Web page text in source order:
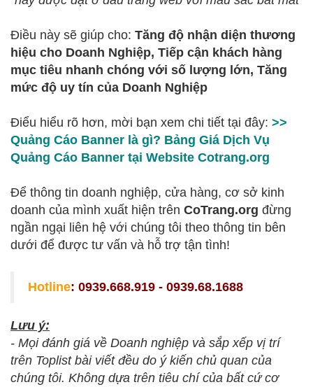
Điều này sẽ giúp cho: Tăng độ nhận diện thương
hiệu cho Doanh Nghiệp, Tiếp cận khách hàng
mục tiêu nhanh chóng với số lượng lớn, Tăng
mức độ uy tín của Doanh Nghiệp
Điểu hiểu rõ hơn, mời bạn xem chi tiết tại đây: >>
Quảng Cáo Banner là gì? Bảng Giá Dịch Vụ
Quảng Cáo Banner tại Website Cotrang.org
Để thông tin doanh nghiệp, cửa hàng, cơ sở kinh
doanh của mình xuất hiện trên CoTrang.org đừng
ngần ngại liên hệ với chúng tôi theo thông tin bên
dưới để được tư vấn và hỗ trợ tận tình!
Hotline: 0939.668.919 - 0939.68.1688
Lưu ý:
- Mọi đánh giá về Doanh nghiệp và sắp xếp vị trí
trên Toplist bài viết đều do ý kiến chủ quan của
chúng tôi. Không dựa trên tiêu chí của bất cứ cơ